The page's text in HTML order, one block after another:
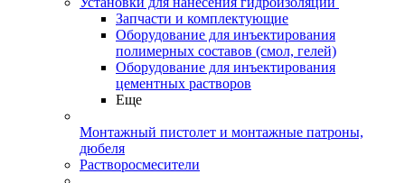
Запчасти и комплектующие
Оборудование для инъектирования
полимерных составов (смол, гелей)
Оборудование для инъектирования
цементных растворов
Еще
Монтажный пистолет и монтажные патроны,
дюбеля
Растворосмесители